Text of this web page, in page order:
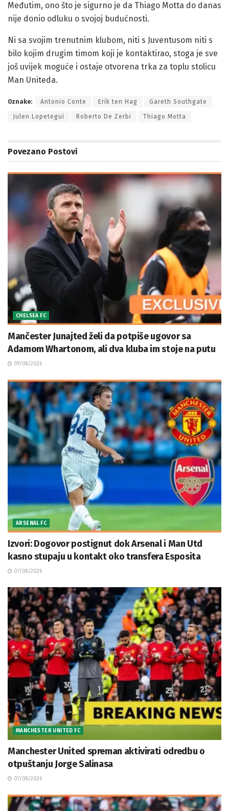
Međutim, ono što je sigurno je da Thiago Motta do danas
nije donio odluku o svojoj budućnosti.
Ni sa svojim trenutnim klubom, niti s Juventusom niti s
bilo kojim drugim timom koji je kontaktirao, stoga je sve
još uvijek moguće i ostaje otvorena trka za toplu stolicu
Man Uniteda.
Oznake: Antonio Conte Erik ten Hag Gareth Southgate
Julen Lopetegui Roberto De Zerbi Thiago Motta
Povezano Postovi
CHELSEA FC
Mančester Junajted želi da potpiše ugovor sa
Adamom Whartonom, ali dva kluba im stoje na putu
09/08/2026
ARSENAL FC
Izvori: Dogovor postignut dok Arsenal i Man Utd
kasno stupaju u kontakt oko transfera Esposita
07/08/2026
MANCHESTER UNITED FC
Manchester United spreman aktivirati odredbu o
otpuštanju Jorge Salinasa
07/08/2026